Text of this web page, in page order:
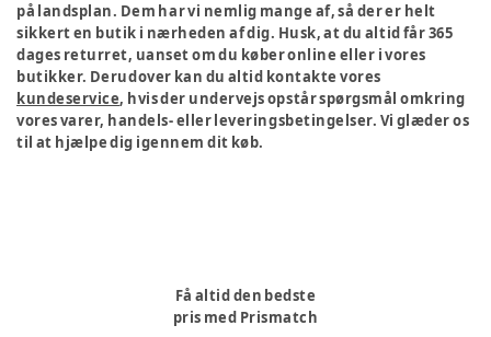
på landsplan. Dem har vi nemlig mange af, så der er helt
sikkert en butik i nærheden af dig. Husk, at du altid får 365
dages returret, uanset om du køber online eller i vores
butikker. Derudover kan du altid kontakte vores
kundeservice, hvis der undervejs opstår spørgsmål omkring
vores varer, handels- eller leveringsbetingelser. Vi glæder os
til at hjælpe dig igennem dit køb.
Få altid den bedste
pris med Prismatch